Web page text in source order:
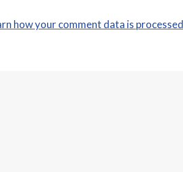
how your comment data is